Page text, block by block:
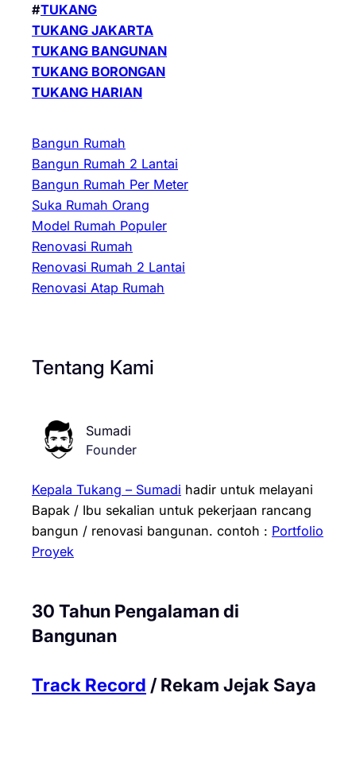
#TUKANG
TUKANG JAKARTA
TUKANG BANGUNAN
TUKANG BORONGAN
TUKANG HARIAN
Bangun Rumah
Bangun Rumah 2 Lantai
Bangun Rumah Per Meter
Suka Rumah Orang
Model Rumah Populer
Renovasi Rumah
Renovasi Rumah 2 Lantai
Renovasi Atap Rumah
Tentang Kami
Sumadi
Founder
Kepala Tukang – Sumadi hadir untuk melayani
Bapak / Ibu sekalian untuk pekerjaan rancang
bangun / renovasi bangunan. contoh : Portfolio
Proyek
30 Tahun Pengalaman di
Bangunan
Track Record / Rekam Jejak Saya